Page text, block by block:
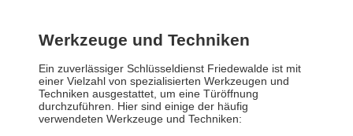
Werkzeuge und Techniken
Ein zuverlässiger Schlüsseldienst Friedewalde ist mit
einer Vielzahl von spezialisierten Werkzeugen und
Techniken ausgestattet, um eine Türöffnung
durchzuführen. Hier sind einige der häufig
verwendeten Werkzeuge und Techniken: